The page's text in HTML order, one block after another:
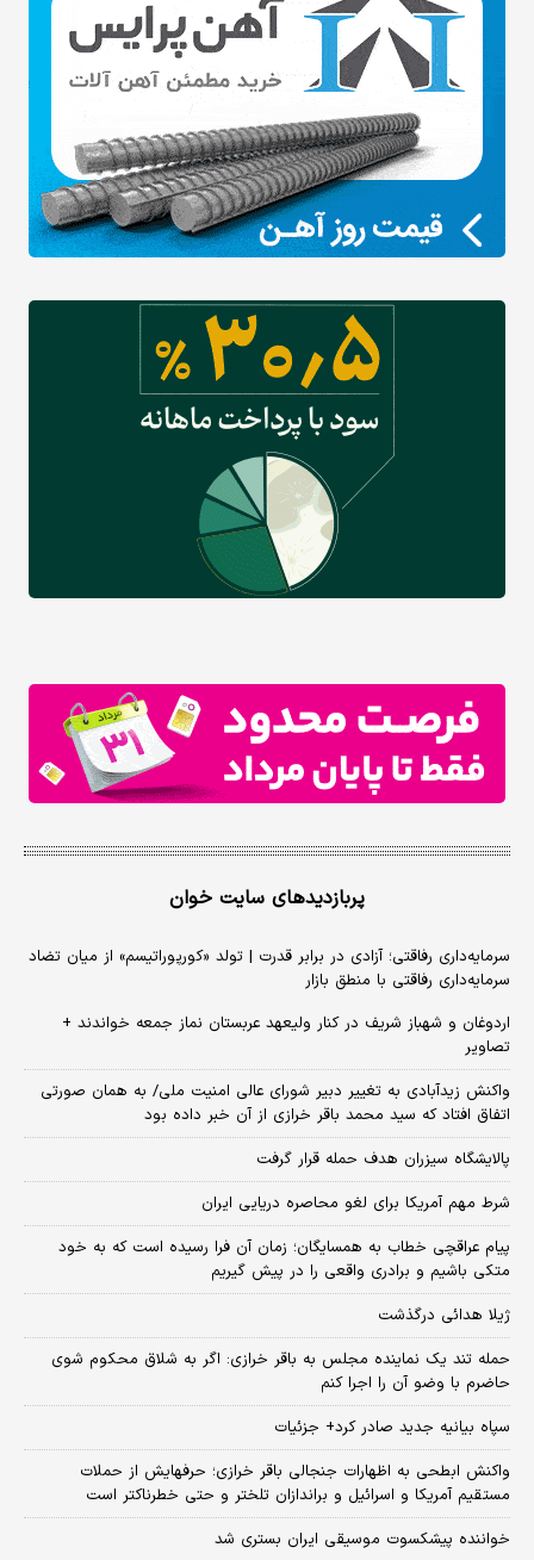
پربازدیدهای سایت خوان
سرمایه‌داری رفاقتی؛ آزادی در برابر قدرت | تولد «کورپوراتیسم» از میان تضاد
سرمایه‌داری رفاقتی با منطق بازار
اردوغان و شهباز شریف در کنار ولیعهد عربستان نماز جمعه خواندند +
تصاویر
واکنش زیدآبادی به تغییر دبیر شورای عالی امنیت ملی/ به همان صورتی
اتفاق افتاد که سید محمد باقر خرازی از آن خبر داده بود
پالایشگاه سیزران هدف حمله قرار گرفت
شرط مهم آمریکا برای لغو محاصره دریایی ایران
پیام عراقچی خطاب به همسایگان؛ زمان آن فرا رسیده است که به خود
متکی باشیم و برادری واقعی را در پیش گیریم
ژیلا هدائی درگذشت
حمله تند یک نماینده مجلس به باقر خرازی: اگر به شلاق محکوم شوی
حاضرم با وضو آن را اجرا کنم
سپاه بیانیه جدید صادر کرد+ جزئیات
واکنش ابطحی به اظهارات جنجالی باقر خرازی؛ حرفهایش از حملات
مستقیم آمریکا و اسرائیل و براندازان تلختر و حتی خطرناکتر است
خواننده پیشکسوت موسیقی ایران بستری شد